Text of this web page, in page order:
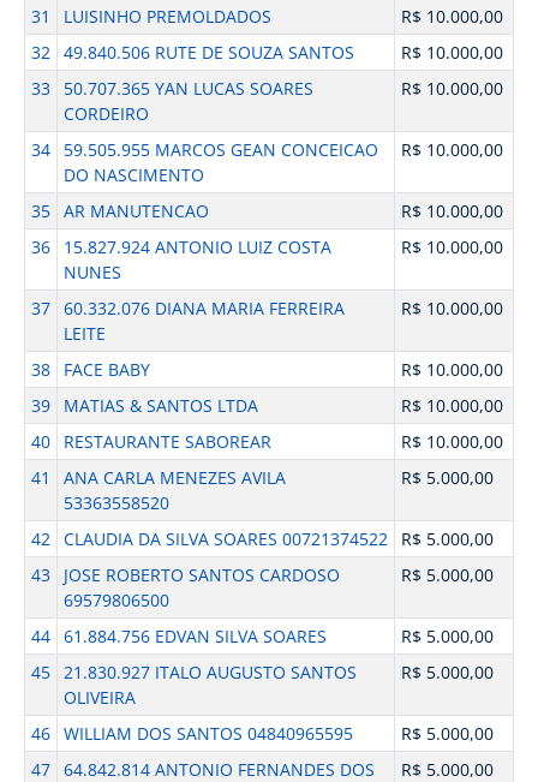
31 LUISINHO PREMOLDADOS
R$ 10.000,00
32 49.840.506 RUTE DE SOUZA SANTOS
R$ 10.000,00
33
50.707.365 YAN LUCAS SOARES
CORDEIRO
R$ 10.000,00
34
59.505.955 MARCOS GEAN CONCEICAO
DO NASCIMENTO
R$ 10.000,00
35 AR MANUTENCAO
R$ 10.000,00
36
15.827.924 ANTONIO LUIZ COSTA
NUNES
R$ 10.000,00
37 60.332.076 DIANA MARIA FERREIRA
LEITE
R$ 10.000,00
38 FACE BABY
R$ 10.000,00
39
MATIAS & SANTOS LTDA
R$ 10.000,00
40
RESTAURANTE SABOREAR
R$ 10.000,00
41
ANA CARLA MENEZES AVILA
53363558520
R$ 5.000,00
42 CLAUDIA DA SILVA SOARES 00721374522
R$ 5.000,00
43
JOSE ROBERTO SANTOS CARDOSO
69579806500
R$ 5.000,00
44 61.884.756 EDVAN SILVA SOARES
R$ 5.000,00
45 21.830.927 ITALO AUGUSTO SANTOS
OLIVEIRA
R$ 5.000,00
46 WILLIAM DOS SANTOS 04840965595
R$ 5.000,00
47 64.842.814 ANTONIO FERNANDES DOS
R$ 5.000,00